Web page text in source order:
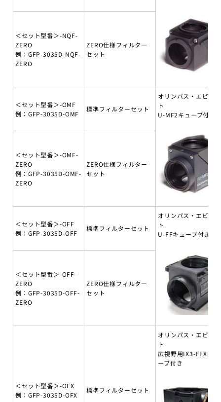
＜セット型番＞-NQF-
ZERO
例：GFP-3035D-NQF-
ZERO
ZERO仕様フィルター
セット
＜セット型番＞-OMF
例：GFP-3035D-OMF
標準フィルターセット
オリンパス・エビデン
ト
U-MF2キューブ付き
＜セット型番＞-OMF-
ZERO
例：GFP-3035D-OMF-
ZERO
ZERO仕様フィルター
セット
＜セット型番＞-OFF
例：GFP-3035D-OFF
標準フィルターセット
オリンパス・エビデン
ト
U-FFキューブ付き
＜セット型番＞-OFF-
ZERO
例：GFP-3035D-OFF-
ZERO
ZERO仕様フィルター
セット
＜セット型番＞-OFX
例：GFP-3035D-OFX
標準フィルターセット
オリンパス・エビデン
ト
広視野用IX3-FFXLキ
ーブ付き